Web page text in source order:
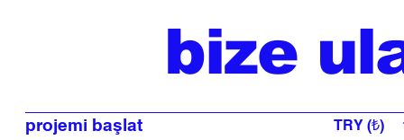
bize
projemi başlat TRY (₺)